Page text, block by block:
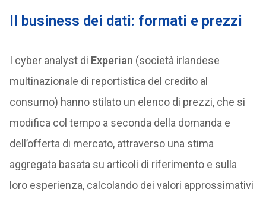
Il business dei dati: formati e prezzi
I cyber analyst di Experian (società irlandese
multinazionale di reportistica del credito al
consumo) hanno stilato un elenco di prezzi, che si
modifica col tempo a seconda della domanda e
dell’offerta di mercato, attraverso una stima
aggregata basata su articoli di riferimento e sulla
loro esperienza, calcolando dei valori approssimativi